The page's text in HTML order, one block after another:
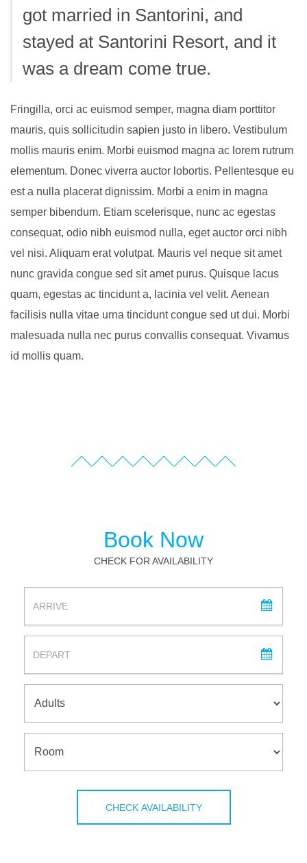
got married in Santorini, and
stayed at Santorini Resort, and it
was a dream come true.
Fringilla, orci ac euismod semper, magna diam porttitor
mauris, quis sollicitudin sapien justo in libero. Vestibulum
mollis mauris enim. Morbi euismod magna ac lorem rutrum
elementum. Donec viverra auctor lobortis. Pellentesque eu
est a nulla placerat dignissim. Morbi a enim in magna
semper bibendum. Etiam scelerisque, nunc ac egestas
consequat, odio nibh euismod nulla, eget auctor orci nibh
vel nisi. Aliquam erat volutpat. Mauris vel neque sit amet
nunc gravida congue sed sit amet purus. Quisque lacus
quam, egestas ac tincidunt a, lacinia vel velit. Aenean
facilisis nulla vitae urna tincidunt congue sed ut dui. Morbi
malesuada nulla nec purus convallis consequat. Vivamus
id mollis quam.
Book Now
CHECK FOR AVAILABILITY
CHECK AVAILABILITY